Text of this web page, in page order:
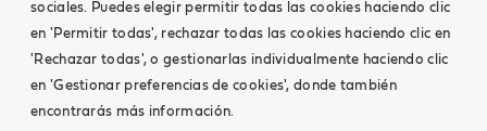
sociales. Puedes elegir permitir todas las cookies haciendo clic
en 'Permitir todas', rechazar todas las cookies haciendo clic en
'Rechazar todas', o gestionarlas individualmente haciendo clic
en 'Gestionar preferencias de cookies', donde también
encontrarás más información.